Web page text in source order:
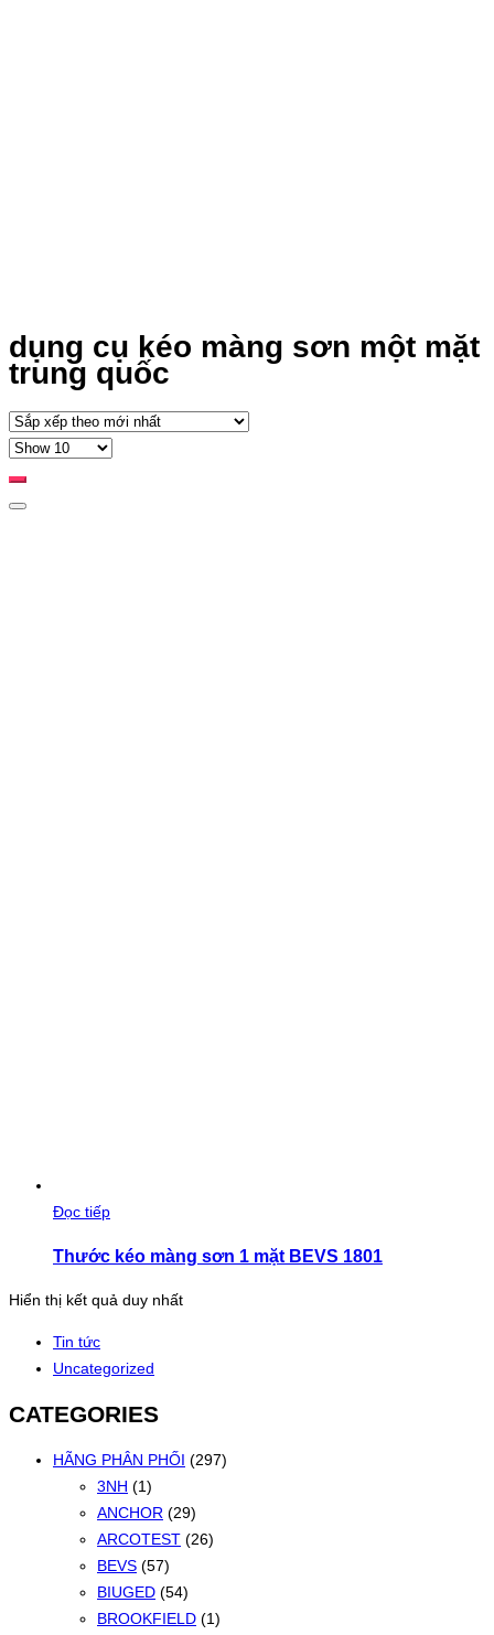
dụng cụ kéo màng sơn một mặt
trung quốc
Đọc tiếp
Thước kéo màng sơn 1 mặt BEVS 1801
Hiển thị kết quả duy nhất
Tin tức
Uncategorized
CATEGORIES
HÃNG PHÂN PHỐI (297)
3NH (1)
ANCHOR (29)
ARCOTEST (26)
BEVS (57)
BIUGED (54)
BROOKFIELD (1)